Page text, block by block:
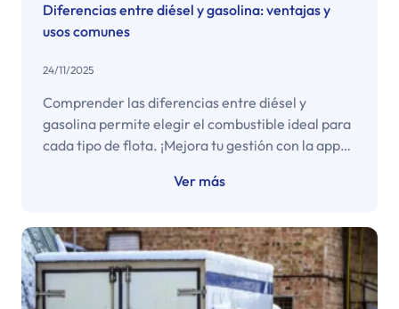
Diferencias entre diésel y gasolina: ventajas y
usos comunes
24/11/2025
Comprender las diferencias entre diésel y
gasolina permite elegir el combustible ideal para
cada tipo de flota. ¡Mejora tu gestión con la app
Ver más